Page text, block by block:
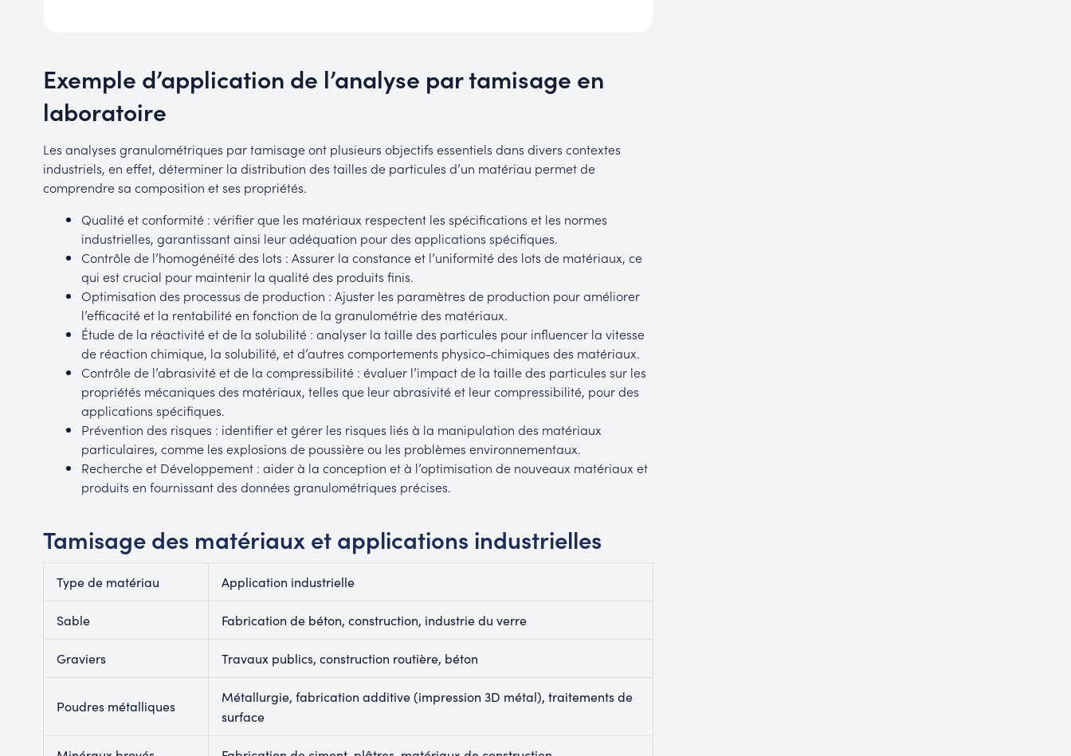
Exemple d’application de l’analyse par tamisage en
laboratoire
Les analyses granulométriques par tamisage ont plusieurs objectifs essentiels dans divers contextes
industriels, en effet, déterminer la distribution des tailles de particules d’un matériau permet de
comprendre sa composition et ses propriétés.
Qualité et conformité : vérifier que les matériaux respectent les spécifications et les normes
industrielles, garantissant ainsi leur adéquation pour des applications spécifiques.
Contrôle de l’homogénéité des lots : Assurer la constance et l’uniformité des lots de matériaux, ce
qui est crucial pour maintenir la qualité des produits finis.
Optimisation des processus de production : Ajuster les paramètres de production pour améliorer
l’efficacité et la rentabilité en fonction de la granulométrie des matériaux.
Étude de la réactivité et de la solubilité : analyser la taille des particules pour influencer la vitesse
de réaction chimique, la solubilité, et d’autres comportements physico-chimiques des matériaux.
Contrôle de l’abrasivité et de la compressibilité : évaluer l’impact de la taille des particules sur les
propriétés mécaniques des matériaux, telles que leur abrasivité et leur compressibilité, pour des
applications spécifiques.
Prévention des risques : identifier et gérer les risques liés à la manipulation des matériaux
particulaires, comme les explosions de poussière ou les problèmes environnementaux.
Recherche et Développement : aider à la conception et à l’optimisation de nouveaux matériaux et
produits en fournissant des données granulométriques précises.
Tamisage des matériaux et applications industrielles
Type de matériau Application industrielle
Sable Fabrication de béton, construction, industrie du verre
Graviers Travaux publics, construction routière, béton
Poudres métalliques
Métallurgie, fabrication additive (impression 3D métal), traitements de
surface